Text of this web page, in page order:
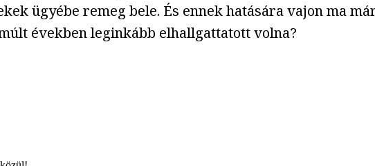
ügyébe remeg bele. És ennek hatására vajon ma
években leginkább elhallgattatott volna?